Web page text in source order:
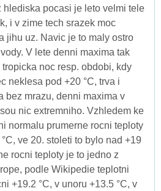
hlediska pocasi je leto velmi tele
i v zime tech srazek moc
jihu uz. Navic je to maly ostro
V lete denni maxima tak
noc resp. obdobi, kdy
neklesa pod +20 °C, trva i
bez mrazu, denni maxima v
nic extremniho. Vzhledem ke
normalu prumerne rocni teploty
ve 20. stoleti to bylo nad +19
rocni teploty je to jedno z
podle Wikipedie teplotni
+19.2 °C, v unoru +13.5 °C, v